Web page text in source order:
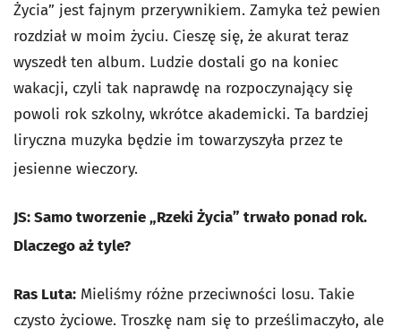
Życia” jest fajnym przerywnikiem. Zamyka też pewien
rozdział w moim życiu. Cieszę się, że akurat teraz
wyszedł ten album. Ludzie dostali go na koniec
wakacji, czyli tak naprawdę na rozpoczynający się
powoli rok szkolny, wkrótce akademicki. Ta bardziej
liryczna muzyka będzie im towarzyszyła przez te
jesienne wieczory.
JS: Samo tworzenie „Rzeki Życia” trwało ponad rok.
Dlaczego aż tyle?
Ras Luta: Mieliśmy różne przeciwności losu. Takie
czysto życiowe. Troszkę nam się to prześlimaczyło, ale